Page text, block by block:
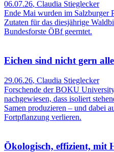
06.07.26, Claudia Stieglecker
Ende Mai wurden im Salzburger
Zutaten für das diesjährige
Bundesforste ÖBf geerntet.
Eichen sind nicht gern
29.06.26, Claudia Stieglecker
Forschende der BOKU
nachgewiesen, dass isoliert
Samen produzieren – und dabei
Fortpflanzung verlieren.
Ökologisch, effizient, mit